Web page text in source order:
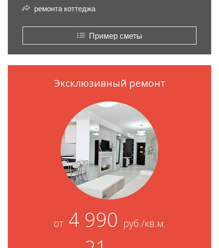
ремонта коттеджа
Пример сметы
Эксклюзивный ремонт
от4 990 руб./кв.м.